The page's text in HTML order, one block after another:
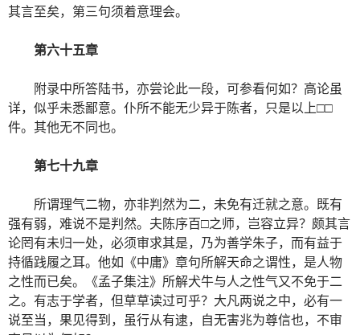
其言至矣，第三句须着意理会。
第六十五章
附录中所答陆书，亦尝论此一段，可参看何如？高论虽
详，似乎未悉鄙意。仆所不能无少异于陈者，只是以上□□
件。其他无不同也。
第七十九章
所谓理气二物，亦非判然为二，未免有迁就之意。既有
强有弱，难说不是判然。夫陈序百□之师，岂容立异？颇其言
论罔有未归一处，必须审求其是，乃为善学朱子，而有益于
持循践履之耳。他如《中庸》章句所解天命之谓性，是人物
之性而已矣。《孟子集注》所解犬牛与人之性气又不免于二
之。有志于学者，但草草读过可乎？大凡两说之中，必有一
说至当，果见得到，虽行从有逮，自无害兆为尊信也，不审